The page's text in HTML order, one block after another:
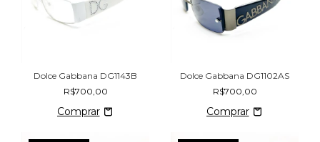
Dolce Gabbana DG1143B
R$700,00
Dolce Gabbana DG1102AS
R$700,00